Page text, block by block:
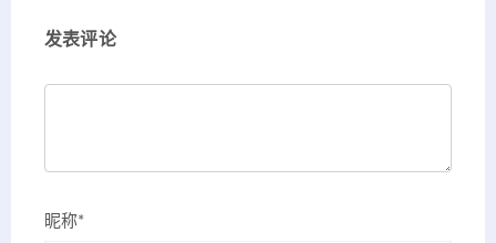
发表评论
昵称*